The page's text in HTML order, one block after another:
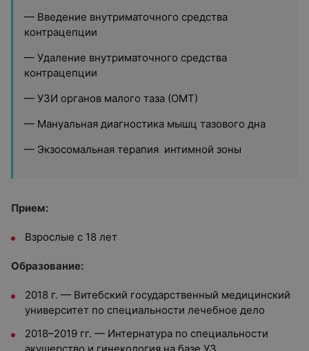
— Введение внутриматочного средства
контрацепции
— Удаление внутриматочного средства
контрацепции
— УЗИ органов малого таза (ОМТ)
— Мануальная диагностика мышц тазового дна
— Экзосомальная терапия интимной зоны
Прием:
Взрослые с 18 лет
Образование:
2018 г. — Витебский государственный медицинский
университет по специальности лечебное дело
2018–2019 гг. — Интернатура по специальности